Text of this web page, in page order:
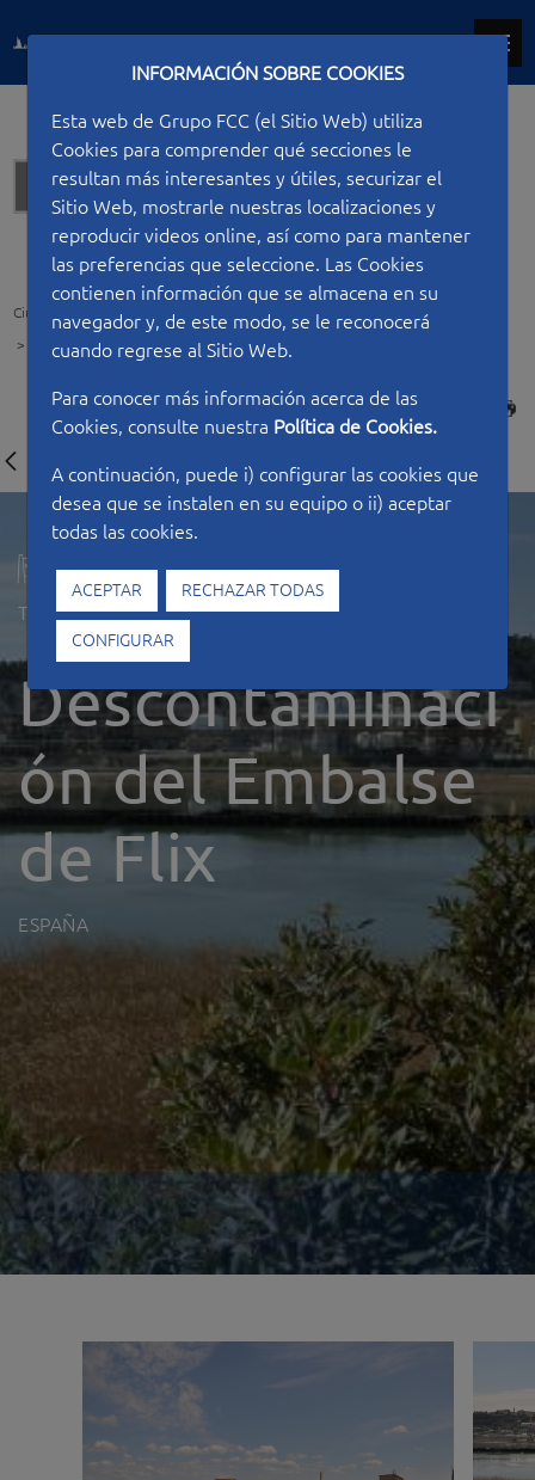
INFORMACIÓN SOBRE COOKIES
Esta web de Grupo FCC (el Sitio Web) utiliza
Cookies para comprender qué secciones le
resultan más interesantes y útiles, securizar el
Sitio Web, mostrarle nuestras localizaciones y
reproducir videos online, así como para mantener
las preferencias que seleccione. Las Cookies
contienen información que se almacena en su
navegador y, de este modo, se le reconocerá
cuando regrese al Sitio Web.
Para conocer más información acerca de las
Cookies, consulte nuestra Política de Cookies.
A continuación, puede i) configurar las cookies que
desea que se instalen en su equipo o ii) aceptar
todas las cookies.
ACEPTAR RECHAZAR TODAS
CONFIGURAR
Hidráulicas
Ciudad FCC Tipo de construcción
Hidráulicas
Descontaminación del Embalse de Flix
Tipo de construcción Hidráulicas
Descontaminaci
ón del Embalse
de Flix
ESPAÑA